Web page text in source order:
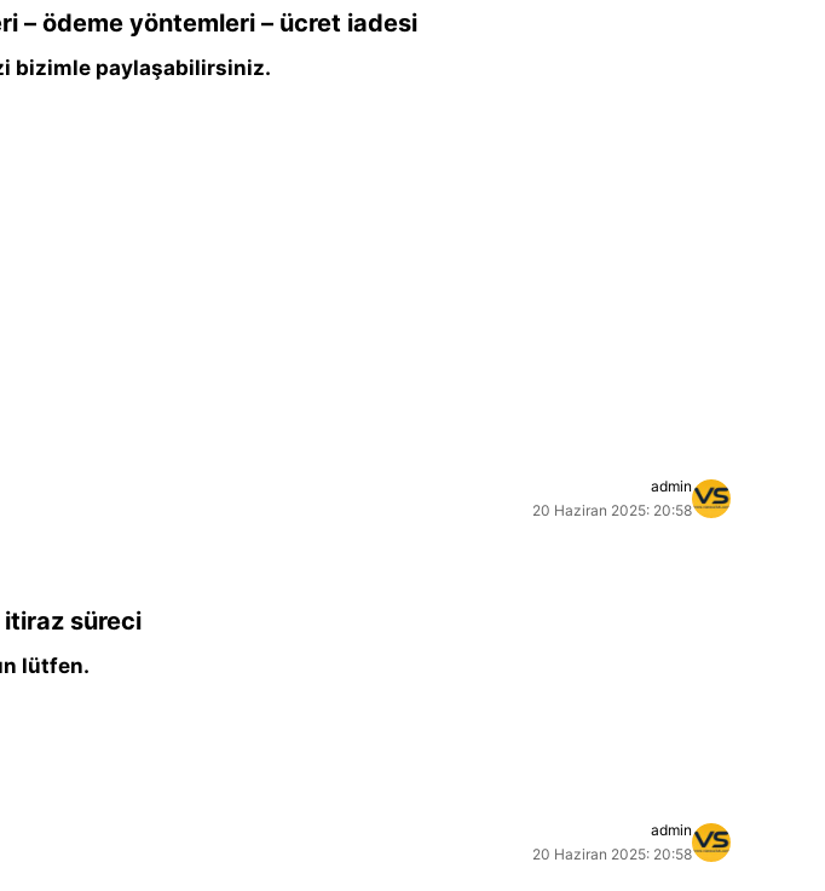
– ödeme yöntemleri – ücret iadesi
bizimle paylaşabilirsiniz.
admin
20 Haziran 2025: 20:58
süreci
lütfen.
admin
20 Haziran 2025: 20:58